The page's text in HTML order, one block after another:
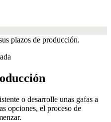
plazos de producción.
o desarrolle unas gafas a
opciones, el proceso de